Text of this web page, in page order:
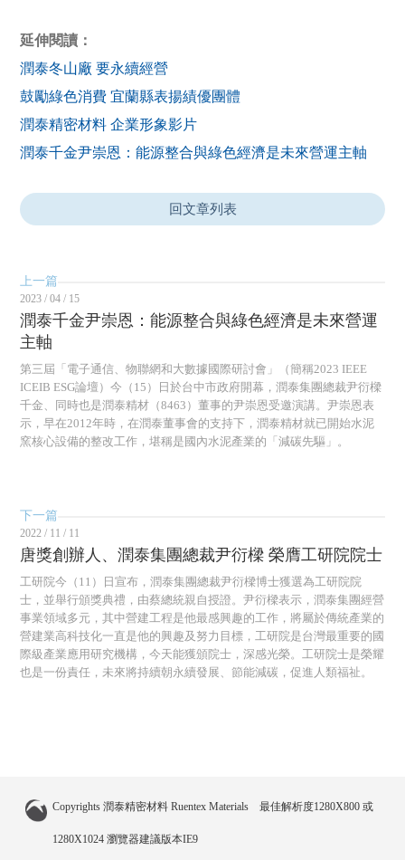
延伸閱讀：
潤泰冬山廠 要永續經營
鼓勵綠色消費 宜蘭縣表揚績優團體
潤泰精密材料 企業形象影片
潤泰千金尹崇恩：能源整合與綠色經濟是未來營運主軸
回文章列表
上一篇
2023 / 04 / 15
潤泰千金尹崇恩：能源整合與綠色經濟是未來營運
主軸
第三屆「電子通信、物聯網和大數據國際研討會」（簡稱2023 IEEE
ICEIB ESG論壇）今（15）日於台中市政府開幕，潤泰集團總裁尹衍樑
千金、同時也是潤泰精材（8463）董事的尹崇恩受邀演講。尹崇恩表
示，早在2012年時，在潤泰董事會的支持下，潤泰精材就已開始水泥
窯核心設備的整改工作，堪稱是國內水泥產業的「減碳先驅」。
下一篇
2022 / 11 / 11
唐獎創辦人、潤泰集團總裁尹衍樑 榮膺工研院院士
工研院今（11）日宣布，潤泰集團總裁尹衍樑博士獲選為工研院院
士，並舉行頒獎典禮，由蔡總統親自授證。尹衍樑表示，潤泰集團經營
事業領域多元，其中營建工程是他最感興趣的工作，將屬於傳統產業的
營建業高科技化一直是他的興趣及努力目標，工研院是台灣最重要的國
際級產業應用研究機構，今天能獲頒院士，深感光榮。工研院士是榮耀
也是一份責任，未來將持續朝永續發展、節能減碳，促進人類福祉。
Copyrights 潤泰精密材料 Ruentex Materials 最佳解析度1280X800 或
1280X1024 瀏覽器建議版本IE9